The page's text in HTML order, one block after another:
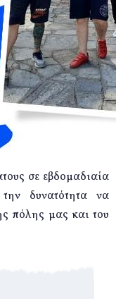
σε εβδομαδιαία
δυνατότητα να
πόλης μας και του